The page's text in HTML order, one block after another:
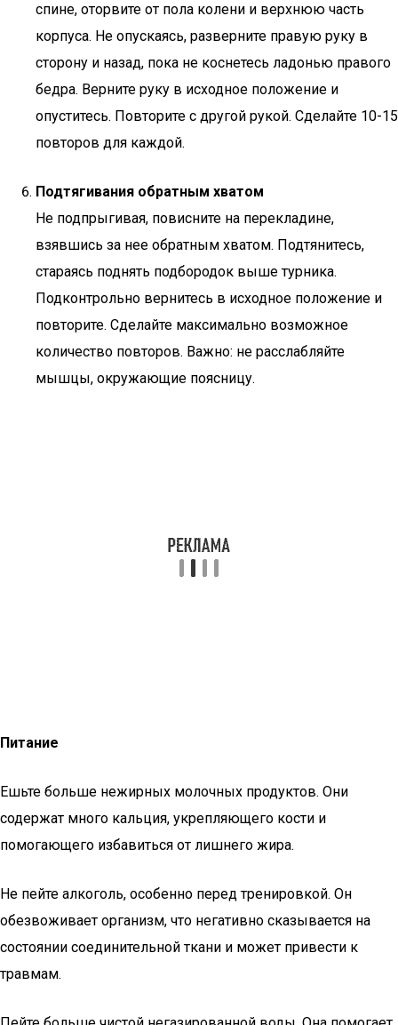
спине, оторвите от пола колени и верхнюю часть
корпуса. Не опускаясь, разверните правую руку в
сторону и назад, пока не коснетесь ладонью правого
бедра. Верните руку в исходное положение и
опуститесь. Повторите с другой рукой. Сделайте 10-15
повторов для каждой.
Подтягивания обратным хватом
Не подпрыгивая, повисните на перекладине,
взявшись за нее обратным хватом. Подтянитесь,
стараясь поднять подбородок выше турника.
Подконтрольно вернитесь в исходное положение и
повторите. Сделайте максимально возможное
количество повторов. Важно: не расслабляйте
мышцы, окружающие поясницу.
Питание
Ешьте больше нежирных молочных продуктов. Они
содержат много кальция, укрепляющего кости и
помогающего избавиться от лишнего жира.
Не пейте алкоголь, особенно перед тренировкой. Он
обезвоживает организм, что негативно сказывается на
состоянии соединительной ткани и может привести к
травмам.